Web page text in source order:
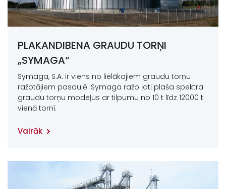
PLAKANDIBENA GRAUDU TORŅI
„SYMAGA“
Symaga, S.A. ir viens no lielākajiem graudu torņu
ražotājiem pasaulē. Symaga ražo ļoti plaša spektra
graudu torņu modeļus ar tilpumu no 10 t līdz 12000 t
vienā tornī.
Vairāk